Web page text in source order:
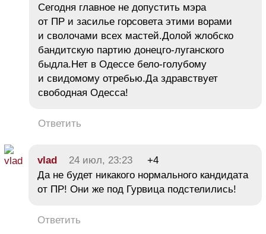
Сегодня главное не допустить мэра
от ПР и засилье горсовета этими ворами
и сволочами всех мастей.Долой жлобско
бандитскую партию донецго-луганского
быдла.Нет в Одессе бело-голубому
и свидомому отребью.Да здравствует
свободная Одесса!
Ответить
vlad 24 июл, 23:23
+4
Да не будет никакого нормального кандидата
от ПР! Они же под Гурвица подстелились!
Ответить